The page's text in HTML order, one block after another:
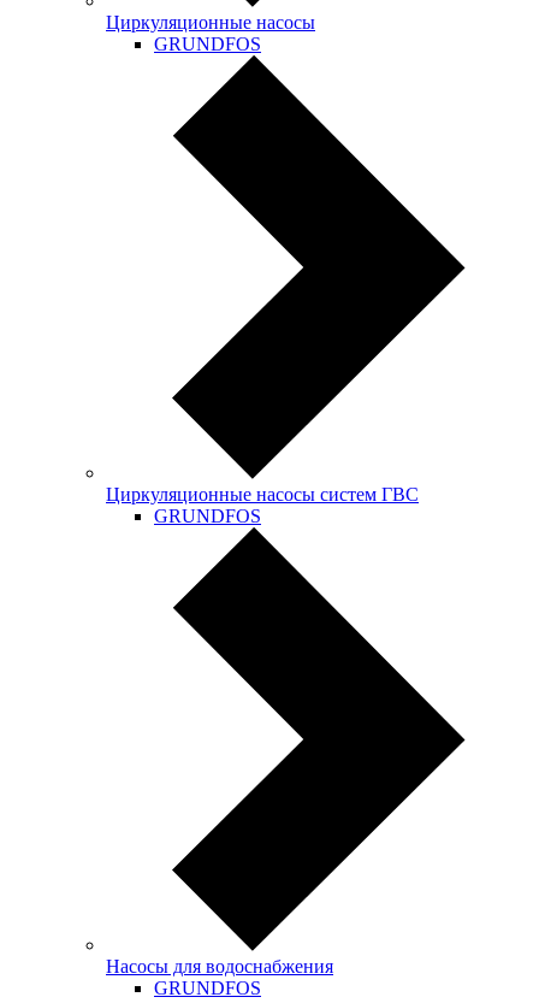
Циркуляционные насосы
GRUNDFOS
Циркуляционные насосы систем ГВС
GRUNDFOS
Насосы для водоснабжения
GRUNDFOS